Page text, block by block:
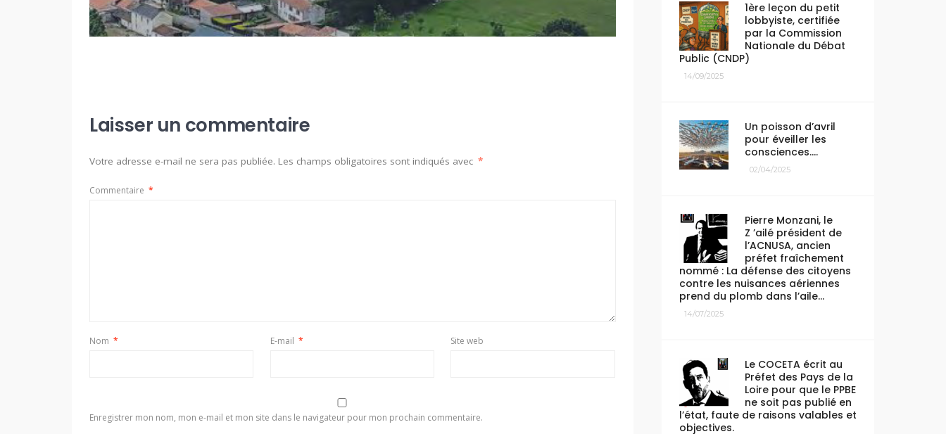
Laisser un commentaire
Votre adresse e-mail ne sera pas publiée. Les champs obligatoires sont indiqués avec *
Commentaire *
Nom * E-mail * Site web
Enregistrer mon nom, mon e-mail et mon site dans le navigateur pour mon prochain commentaire.
1ère leçon du petit
lobbyiste, certifiée
par la Commission
Nationale du Débat
Public (CNDP)
14/09/2025
Un poisson d’avril
pour éveiller les
consciences….
02/04/2025
Pierre Monzani, le
Z ’ailé président de
l’ACNUSA, ancien
préfet fraîchement
nommé : La défense des citoyens
contre les nuisances aériennes
prend du plomb dans l’aile…
14/07/2025
Le COCETA écrit au
Préfet des Pays de la
Loire pour que le PPBE
ne soit pas publié en
l’état, faute de raisons valables et
objectives.